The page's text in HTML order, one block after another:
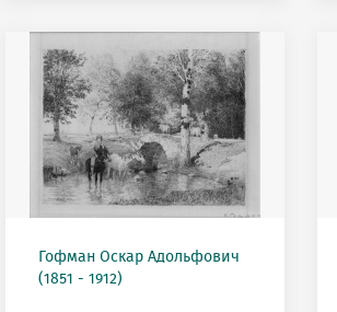
Гофман Оскар Адольфович
(1851 - 1912)